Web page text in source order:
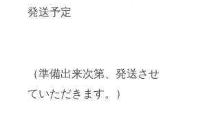
発送予定
（準備出来次第、発送させ
ていただきます。）